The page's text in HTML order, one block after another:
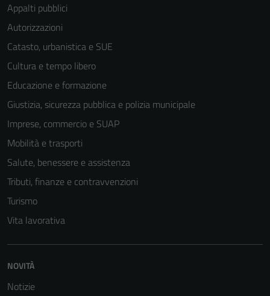
Appalti pubblici
Autorizzazioni
Catasto, urbanistica e SUE
Cultura e tempo libero
Educazione e formazione
Giustizia, sicurezza pubblica e polizia municipale
Imprese, commercio e SUAP
Mobilità e trasporti
Salute, benessere e assistenza
Tributi, finanze e contravvenzioni
Turismo
Vita lavorativa
NOVITÀ
Notizie